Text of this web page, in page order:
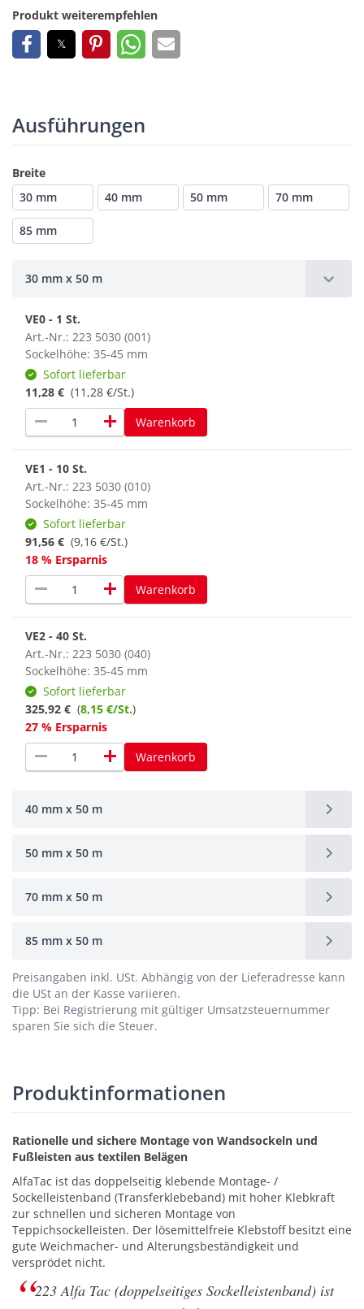
Produkt weiterempfehlen
Ausführungen
Breite
30 mm
40 mm 50 mm 70 mm
85 mm
30 mm x 50 m
VE0 - 1 St.
Art.-Nr.: 223 5030 (001)
Sockelhöhe: 35-45 mm
Sofort lieferbar
11,28 € (11,28 €/St.)
remove add Warenkorb
VE1 - 10 St.
Art.-Nr.: 223 5030 (010)
Sockelhöhe: 35-45 mm
Sofort lieferbar
91,56 € (9,16 €/St.)
18 % Ersparnis
remove add Warenkorb
VE2 - 40 St.
Art.-Nr.: 223 5030 (040)
Sockelhöhe: 35-45 mm
Sofort lieferbar
325,92 € (8,15 €/St.)
27 % Ersparnis
remove add Warenkorb
40 mm x 50 m
50 mm x 50 m
70 mm x 50 m
85 mm x 50 m
Preisangaben inkl. USt. Abhängig von der Lieferadresse kann
die USt an der Kasse variieren.
Tipp: Bei Registrierung mit gültiger Umsatzsteuernummer
sparen Sie sich die Steuer.
Produktinformationen
Rationelle und sichere Montage von Wandsockeln und
Fußleisten aus textilen Belägen
AlfaTac ist das doppelseitig klebende Montage- /
Sockelleistenband (Transferklebeband) mit hoher Klebkraft
zur schnellen und sicheren Montage von
Teppichsockelleisten. Der lösemittelfreie Klebstoff besitzt eine
gute Weichmacher- und Alterungsbeständigkeit und
versprödet nicht.
223 Alfa Tac (doppelseitiges Sockelleistenband) ist